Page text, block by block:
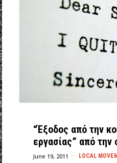
“Έξοδος από την
εργασίας” από
June 19, 2011 LOCAL